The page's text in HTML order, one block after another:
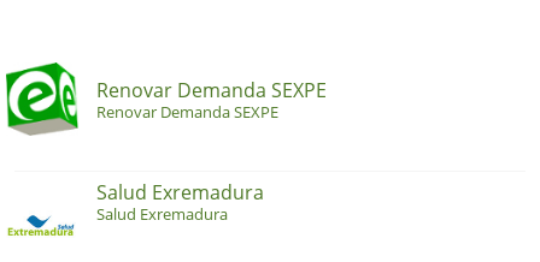
Renovar Demanda SEXPE
Renovar Demanda SEXPE
Salud Exremadura
Salud Exremadura